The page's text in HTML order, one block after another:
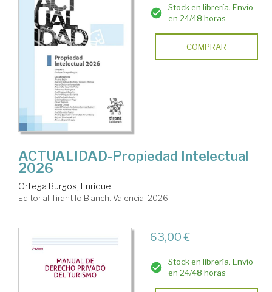
Stock en librería. Envío
en 24/48 horas
COMPRAR
ACTUALIDAD-Propiedad Intelectual
2026
Ortega Burgos, Enrique
Editorial Tirant lo Blanch. Valencia, 2026
63,00 €
Stock en librería. Envío
en 24/48 horas